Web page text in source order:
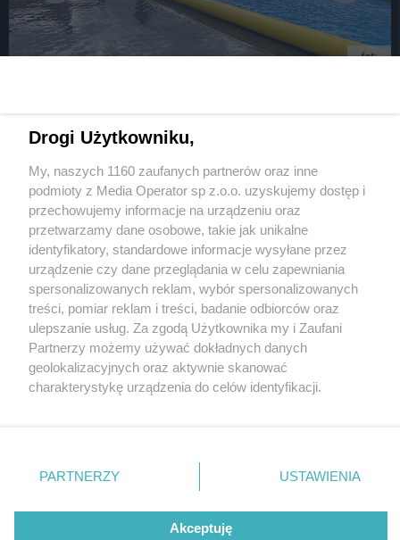
fot:
Dąbrowie Górniczej. Każdy może spróbować
swoich sił w zawodach
1 / 3
Skimboarding
Wydawca mediów lokalnych
Nie zapomnij
zapoznać się z:
polityką prywatności
Twojemiasto
Piekary Śląskie
Chorzów
Tarnowskie Góry
Gliwice
Skontakuj sięz nami
Kontakt
Redakcja
Newsletter
Drogi Użytkowniku,
My, naszych 1160 zaufanych partnerów oraz inne
podmioty z Media Operator sp z.o.o. uzyskujemy dostęp i
przechowujemy informacje na urządzeniu oraz
przetwarzamy dane osobowe, takie jak unikalne
identyfikatory, standardowe informacje wysyłane przez
urządzenie czy dane przeglądania w celu zapewniania
spersonalizowanych reklam, wybór spersonalizowanych
treści, pomiar reklam i treści, badanie odbiorców oraz
ulepszanie usług. Za zgodą Użytkownika my i Zaufani
Partnerzy możemy używać dokładnych danych
geolokalizacyjnych oraz aktywnie skanować
charakterystykę urządzenia do celów identyfikacji.
zmienić/wycofać klikając przycisk ustawień prywatności
znajdujący się w lewym dolnym rogu strony
rodzaje przetwarzania danych nie wymagają zgody
użytkownika, ale masz prawo sprzeciwić się takiemu
PARTNERZY USTAWIENIA
Akceptuję